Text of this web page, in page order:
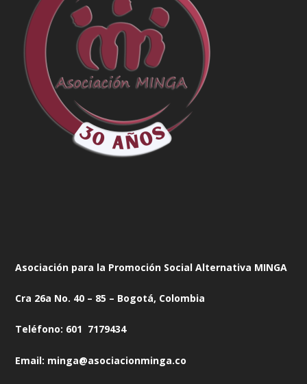
Asociación para la Promoción Social Alternativa MINGA
Cra 26a No. 40 – 85 – Bogotá, Colombia
Teléfono: 601 7179434
Email: minga@asociacionminga.co